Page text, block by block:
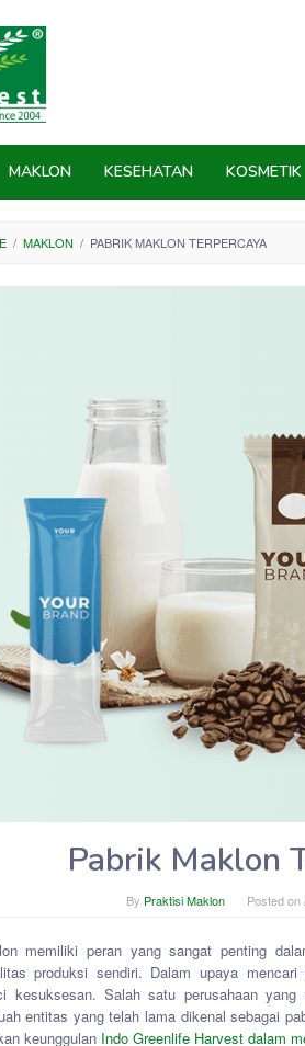
MAKLON KESEHATAN KOSMETIK
/ MAKLON / PABRIK MAKLON TERPERCAYA
Pabrik Maklon
By Praktisi Maklon Posted on
memiliki peran yang sangat penting
produksi sendiri. Dalam upaya
kesuksesan. Salah satu perusahaan
entitas yang telah lama dikenal sebagai
keunggulan Indo Greenlife Harvest dalam